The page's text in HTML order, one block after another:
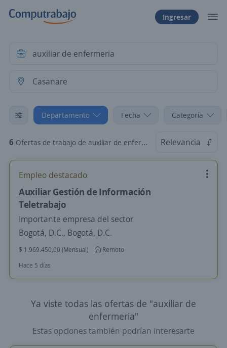
Ingresar
Departamento Fecha Categoría
6 Ofertas de trabajo de auxiliar de enfermeria en Casanare Relevancia
Empleo destacado
Auxiliar Gestión de Información
Teletrabajo
Importante empresa del sector
Bogotá, D.C., Bogotá, D.C.
$ 1.969.450,00 (Mensual)
Remoto
Hace 5 días
Ya viste todas las ofertas de "auxiliar de
enfermeria"
Estas opciones también podrían interesarte